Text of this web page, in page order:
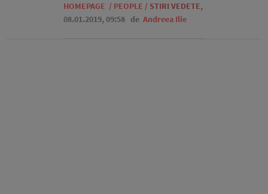
HOMEPAGE / PEOPLE / STIRI VEDETE,
08.01.2019, 09:58 de Andreea Ilie